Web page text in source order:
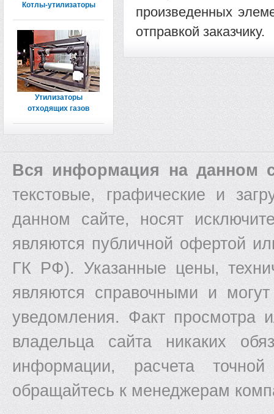
произведенных
отправкой заказчику.
Котлы-утилизаторы
Утилизаторы
отходящих газов
Вся информация на данном
текстовые, графические и
данном сайте, носят
являются публичной офертой
ГК РФ). Указанные цены,
являются справочными и
уведомления. Факт просмотра
владельца сайта никаких
информации, расчета
обращайтесь к менеджерам